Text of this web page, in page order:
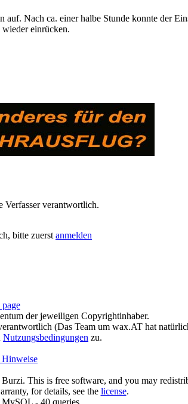
Nach ca. einer halbe Stunde konnte der
einrücken.
Verfasser verantwortlich.
bitte zuerst anmelden
der jeweiligen Copyrightinhaber.
(Das Team um wax.AT hat
Nutzungsbedingungen zu.
Hinweise
This is free software, and you may
for details, see the license.
MySQL - 40 queries